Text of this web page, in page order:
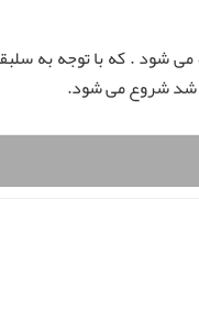
شود . که با توجه به
شد شروع می شود.